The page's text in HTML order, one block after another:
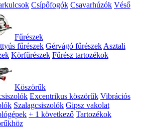
Csípőfogók Csavarhúzók Véső
Fűrészek
fűrészek Gérvágó fűrészek Asztali
Körfűrészek Fűrész tartozékok
Köszörűk
Excentrikus köszörűk Vibrációs
Szalagcsiszolók Gipsz vakolat
+ 1 következő Tartozékok